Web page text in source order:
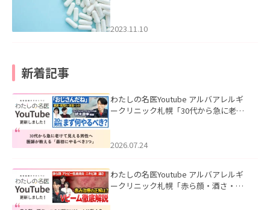
2023.11.10
新着記事
わたしの名医Youtube アルバアレルギ
ークリニック札幌「30代から急に老け
た。
2026.07.24
わたしの名医Youtube アルバアレルギ
ークリニック札幌「赤ら顔・酒さ・ニ